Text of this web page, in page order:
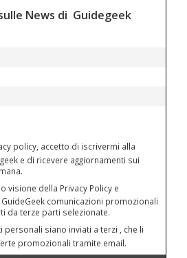
News di Guidegeek
policy, accetto di iscrivermi alla
e di ricevere aggiornamenti sui
visione della Privacy Policy e
comunicazioni promozionali
da terze parti selezionate.
personali siano inviati a terzi , che li
promozionali tramite email.